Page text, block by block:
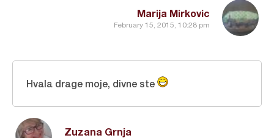
Marija Mirkovic
February 15, 2015, 10:28 pm
Zuzana Grnja
Hvala drage moje, divne ste